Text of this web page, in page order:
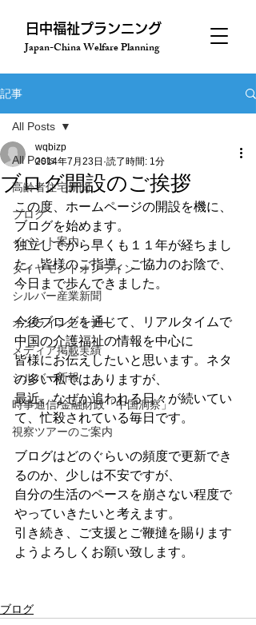
​日中福祉プランニング
Japan-China Welfare Planning
記事
All Posts
高齢者住宅新聞
ブログ
イベント案内
ダイヤモンドオンライン
シルバー産業新聞
オンラインセミナー
メディア掲載実績
シルバー新報
時事通信/金融財政「中国洞察」
視察ツアーのご案内
All Posts
ブログ開設のご挨拶
wqbizp
2014年7月23日 読了時間: 1分
この度、ホームページの開設を機に、
ブログを始めます。
独立してから早くも１１年が経ちまし
た。皆様のご指導、ご協力のお陰で、
今日まで歩んできました。
今後ブログを通じて、リアルタイムで
中国の介護福祉の情報を中心に
皆様にお伝えしたいと思います。ネタ
の多い私ではありますが、
最近、なぜか追われる日々が続いてい
て、忙殺されている毎日です。
ブログはどのぐらいの頻度で更新でき
るのか、少しは不安ですが、
自分の生活のペースを崩さない程度で
やっていきたいと考えます。
引き続き、ご支援とご鞭撻を賜ります
ようよろしくお願い致します。
ブログ